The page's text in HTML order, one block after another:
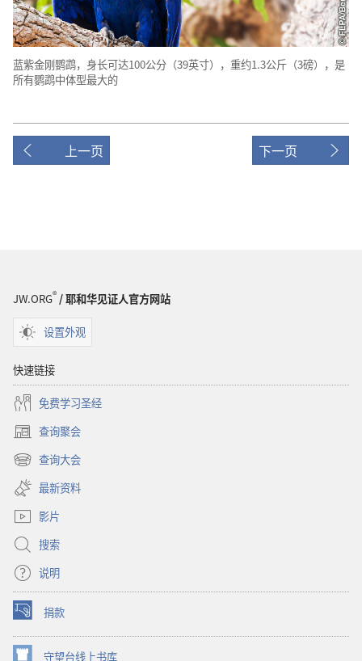
蓝紫金刚鹦鹉，身长可达100公分（39英寸），重约1.3公斤（3磅），是
所有鹦鹉中体型最大的
上一页 下一页
JW.ORG® / 耶和华见证人官方网站
设置外观
快速链接
免费学习圣经
查询聚会
（打
开
新
窗
口）
查询大会
（打
开
新
窗
最新资料
影片
搜索
说明
捐款
（打
开
新
守望台线上书库